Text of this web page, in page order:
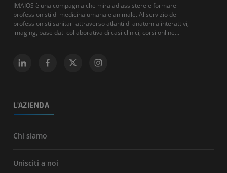
IMAIOS è una compagnia che mira ad assistere e formare
professionisti di medicina umana e animale. Al servizio dei
professionisti sanitari attraverso atlanti di anatomia interattivi,
imaging, base dati collaborativa di casi clinici, corsi online...
L'AZIENDA
Chi siamo
Unisciti a noi